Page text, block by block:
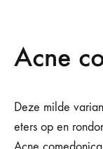
Acne
Deze milde
eters op en